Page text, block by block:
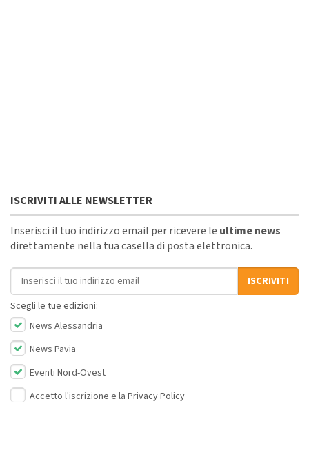
ISCRIVITI ALLE NEWSLETTER
Inserisci il tuo indirizzo email per ricevere le ultime news
direttamente nella tua casella di posta elettronica.
Indirizzo email
ISCRIVITI
Scegli le tue edizioni:
News Alessandria
News Pavia
Eventi Nord-Ovest
Accetto l'iscrizione e la Privacy Policy